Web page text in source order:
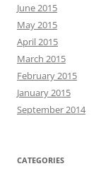
June 2015
May 2015
April 2015
March 2015
February 2015
January 2015
September 2014
CATEGORIES